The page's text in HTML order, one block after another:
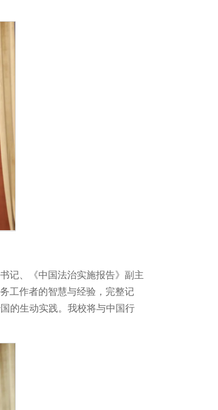
记、《中国法治实施报告》副主
工作者的智慧与经验，完整记
的生动实践。我校将与中国行